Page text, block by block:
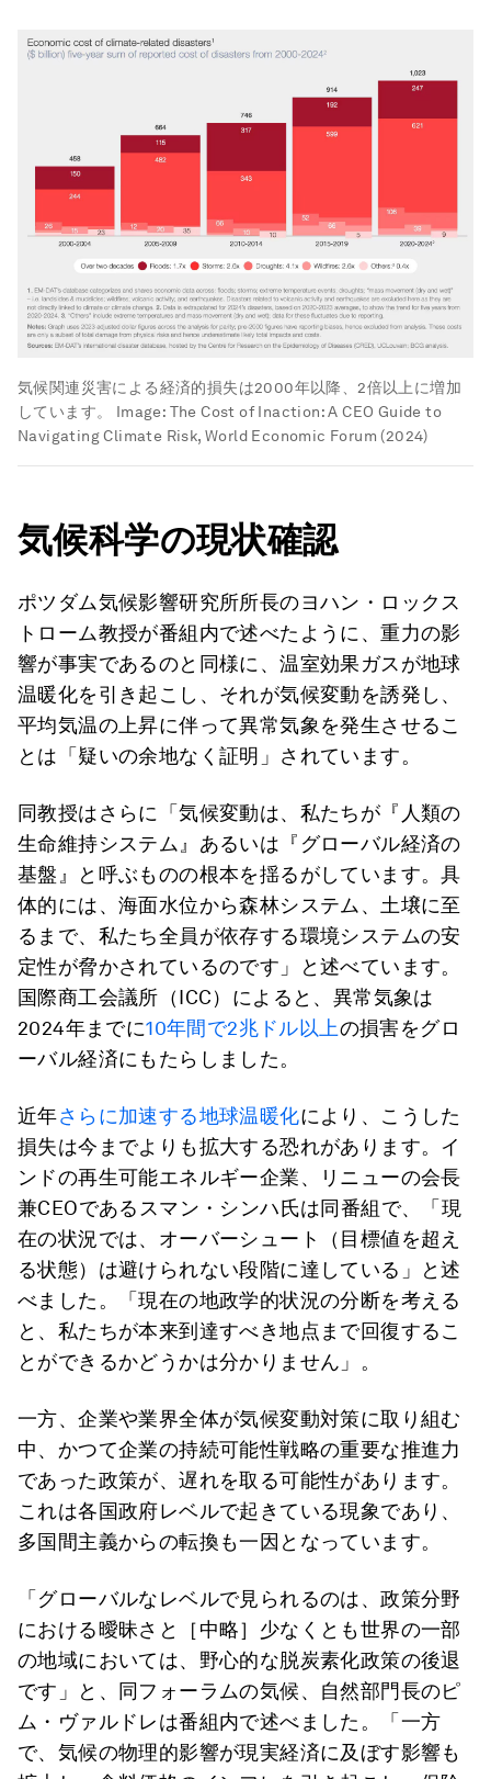
気候関連災害による経済的損失は2000年以降、2倍以上に増加
しています。
Image: The Cost of Inaction: A CEO Guide to
Navigating Climate Risk, World Economic Forum (2024)
気候科学の現状確認
ポツダム気候影響研究所所長のヨハン・ロックス
トローム教授が番組内で述べたように、重力の影
響が事実であるのと同様に、温室効果ガスが地球
温暖化を引き起こし、それが気候変動を誘発し、
平均気温の上昇に伴って異常気象を発生させるこ
とは「疑いの余地なく証明」されています。
同教授はさらに「気候変動は、私たちが『人類の
生命維持システム』あるいは『グローバル経済の
基盤』と呼ぶものの根本を揺るがしています。具
体的には、海面水位から森林システム、土壌に至
るまで、私たち全員が依存する環境システムの安
定性が脅かされているのです」と述べています。
国際商工会議所（ICC）によると、異常気象は
2024年までに10年間で2兆ドル以上の損害をグロ
ーバル経済にもたらしました。
近年さらに加速する地球温暖化により、こうした
損失は今までよりも拡大する恐れがあります。イ
ンドの再生可能エネルギー企業、リニューの会長
兼CEOであるスマン・シンハ氏は同番組で、「現
在の状況では、オーバーシュート（目標値を超え
る状態）は避けられない段階に達している」と述
べました。「現在の地政学的状況の分断を考える
と、私たちが本来到達すべき地点まで回復するこ
とができるかどうかは分かりません」。
一方、企業や業界全体が気候変動対策に取り組む
中、かつて企業の持続可能性戦略の重要な推進力
であった政策が、遅れを取る可能性があります。
これは各国政府レベルで起きている現象であり、
多国間主義からの転換も一因となっています。
「グローバルなレベルで見られるのは、政策分野
における曖昧さと［中略］少なくとも世界の一部
の地域においては、野心的な脱炭素化政策の後退
です」と、同フォーラムの気候、自然部門長のピ
ム・ヴァルドレは番組内で述べました。「一方
で、気候の物理的影響が現実経済に及ぼす影響も